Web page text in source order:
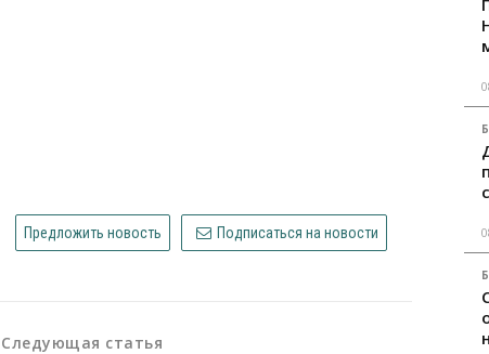
Предложить новость Подписаться на новости
Следующая статья